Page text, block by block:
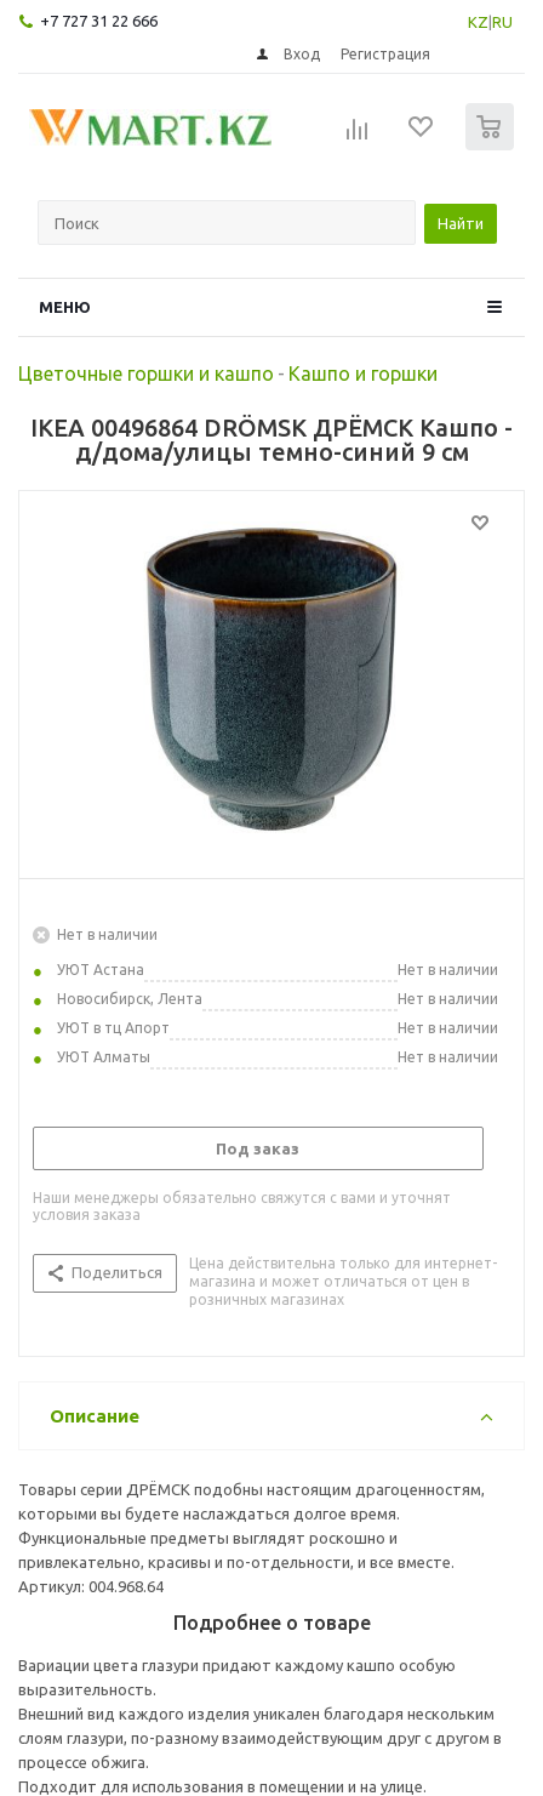
+7 727 31 22 666 KZ RU
Вход Регистрация
Найти
МЕНЮ
Цветочные горшки и кашпо - Кашпо и горшки
IKEA 00496864 DRÖMSK ДРЁМСК Кашпо -
д/дома/улицы темно-синий 9 см
Нет в наличии
УЮТ Астана
Нет в наличии
Новосибирск, Лента
Нет в наличии
УЮТ в тц Апорт
Нет в наличии
УЮТ Алматы
Нет в наличии
Под заказ
Наши менеджеры обязательно свяжутся с вами и уточнят
условия заказа
Поделиться
Цена действительна только для интернет-
магазина и может отличаться от цен в
розничных магазинах
Описание
Товары серии ДРЁМСК подобны настоящим драгоценностям,
которыми вы будете наслаждаться долгое время.
Функциональные предметы выглядят роскошно и
привлекательно, красивы и по-отдельности, и все вместе.
Артикул: 004.968.64
Подробнее о товаре
Вариации цвета глазури придают каждому кашпо особую
выразительность.
Внешний вид каждого изделия уникален благодаря нескольким
слоям глазури, по-разному взаимодействующим друг с другом в
процессе обжига.
Подходит для использования в помещении и на улице.